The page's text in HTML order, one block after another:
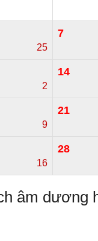
25
7
2
14
9
21
16
28
âm dương